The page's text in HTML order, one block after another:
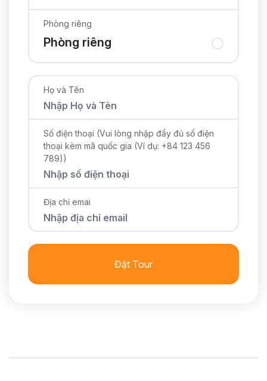
Phòng riêng
Phòng riêng
Họ và Tên
Số điện thoại (Vui lòng nhập đầy đủ số điện
thoại kèm mã quốc gia (Ví dụ: +84 123 456
789))
Địa chỉ emai
Đặt Tour